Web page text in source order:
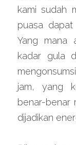
kami sudah
puasa
Yang mana
kadar gula
jam, yang
benar-benar
dijadikan